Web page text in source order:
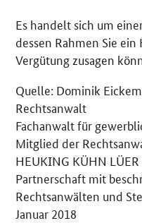
Es handelt sich um
dessen Rahmen Sie
Vergütung zusagen
Quelle: Dominik
Rechtsanwalt
Fachanwalt für
Mitglied der
HEUKING KÜHN LÜER
Partnerschaft mit
Rechtsanwälten und
Januar 2018